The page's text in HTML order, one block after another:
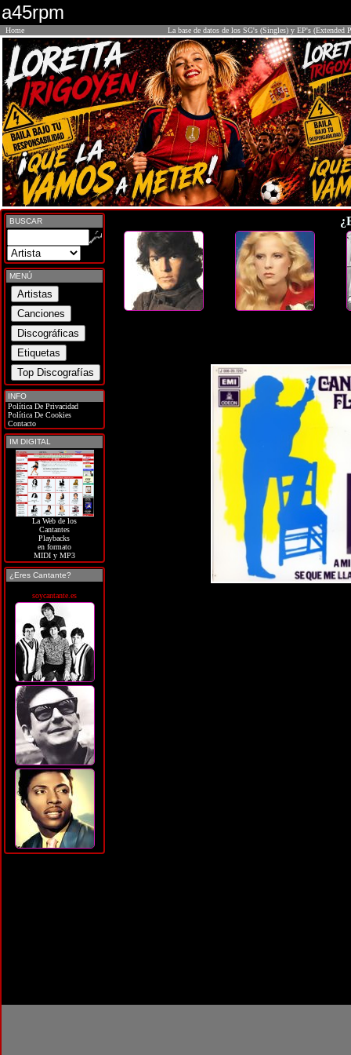
a45rpm
Home La base de datos de los SG's (Singles) y EP's (Extended
BUSCAR
MENÚ
INFO
Política De Privacidad
Política De Cookies
Contacto
IM DIGITAL
La Web de los
Cantantes
Playbacks
en formato
MIDI y MP3
¿Eres Cantante?
soycantante.es